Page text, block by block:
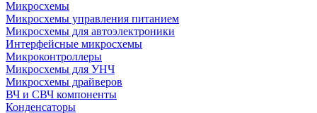
Микросхемы
Микросхемы управления питанием
Микросхемы для автоэлектроники
Интерфейсные микросхемы
Микроконтроллеры
Микросхемы для УНЧ
Микросхемы драйверов
ВЧ и СВЧ компоненты
Конденсаторы